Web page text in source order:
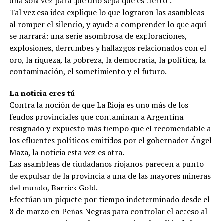
Tal vez esa idea explique lo que lograron las asambleas
al romper el silencio, y ayude a comprender lo que aquí
se narrará: una serie asombrosa de exploraciones,
explosiones, derrumbes y hallazgos relacionados con el
oro, la riqueza, la pobreza, la democracia, la política, la
contaminación, el sometimiento y el futuro.
La noticia eres tú
Contra la noción de que La Rioja es uno más de los
feudos provinciales que contaminan a Argentina,
resignado y expuesto más tiempo que el recomendable a
los efluentes políticos emitidos por el gobernador Ángel
Maza, la noticia esta vez es otra.
Las asambleas de ciudadanos riojanos parecen a punto
de expulsar de la provincia a una de las mayores mineras
del mundo, Barrick Gold.
Efectúan un piquete por tiempo indeterminado desde el
8 de marzo en Peñas Negras para controlar el acceso al